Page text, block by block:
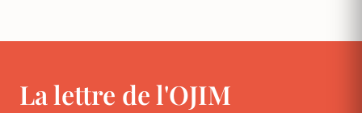
La lettre de l'OJIM